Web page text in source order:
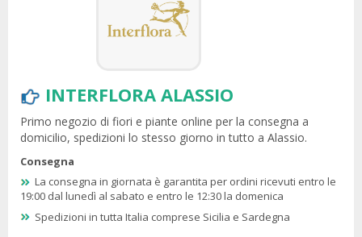
INTERFLORA ALASSIO
Primo negozio di fiori e piante online per la consegna a
domicilio, spedizioni lo stesso giorno in tutto a Alassio.
Consegna
La consegna in giornata è garantita per ordini ricevuti entro le
19:00 dal lunedì al sabato e entro le 12:30 la domenica
Spedizioni in tutta Italia comprese Sicilia e Sardegna